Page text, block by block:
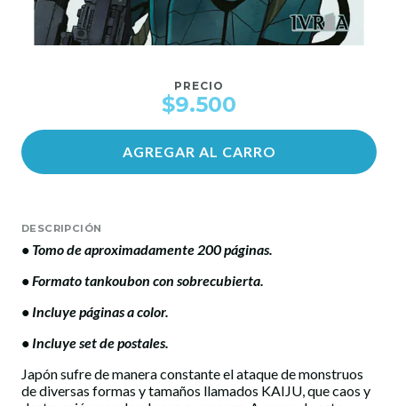
PRECIO
$9.500
AGREGAR AL CARRO
DESCRIPCIÓN
• Tomo de aproximadamente 200 páginas.
• Formato tankoubon con sobrecubierta.
• Incluye páginas a color.
• Incluye set de postales.
Japón sufre de manera constante el ataque de monstruos
de diversas formas y tamaños llamados KAIJU, que caos y